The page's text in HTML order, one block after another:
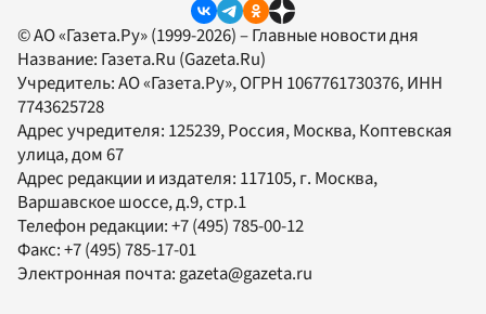
© АО «Газета.Ру» (1999-2026) – Главные новости дня
Название: Газета.Ru (Gazeta.Ru)
Учредитель:АО «Газета.Ру», ОГРН 1067761730376, ИНН
7743625728
Адрес учредителя: 125239, Россия, Москва, Коптевская
улица, дом 67
Адрес редакции и издателя: 117105, г. Москва,
Варшавское шоссе, д.9, стр.1
Телефон редакции:+7 (495) 785-00-12
Факс:+7 (495) 785-17-01
Электронная почта: gazeta@gazeta.ru